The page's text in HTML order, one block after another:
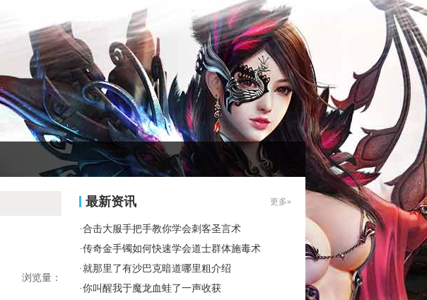
浏览量：
最新资讯 更多»
·合击大服手把手教你学会刺客圣言术
·传奇金手镯如何快速学会道士群体施毒术
·就那里了有沙巴克暗道哪里粗介绍
·你叫醒我于魔龙血蛙了一声收获